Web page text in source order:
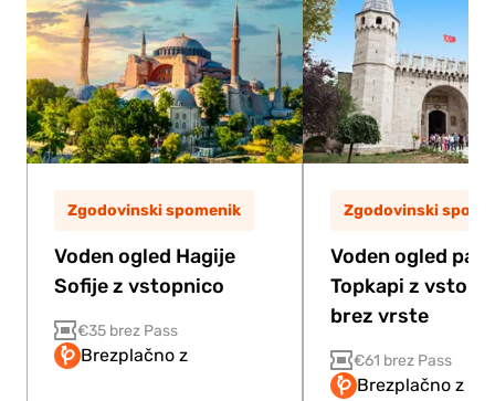
Zgodovinski spomenik
Voden ogled Hagije
Sofije z vstopnico
€35 brez Pass
Brezplačno z
Zgodovinski
Voden ogled
Topkapi z
brez vrste
€61 brez Pass
Brezplačno z